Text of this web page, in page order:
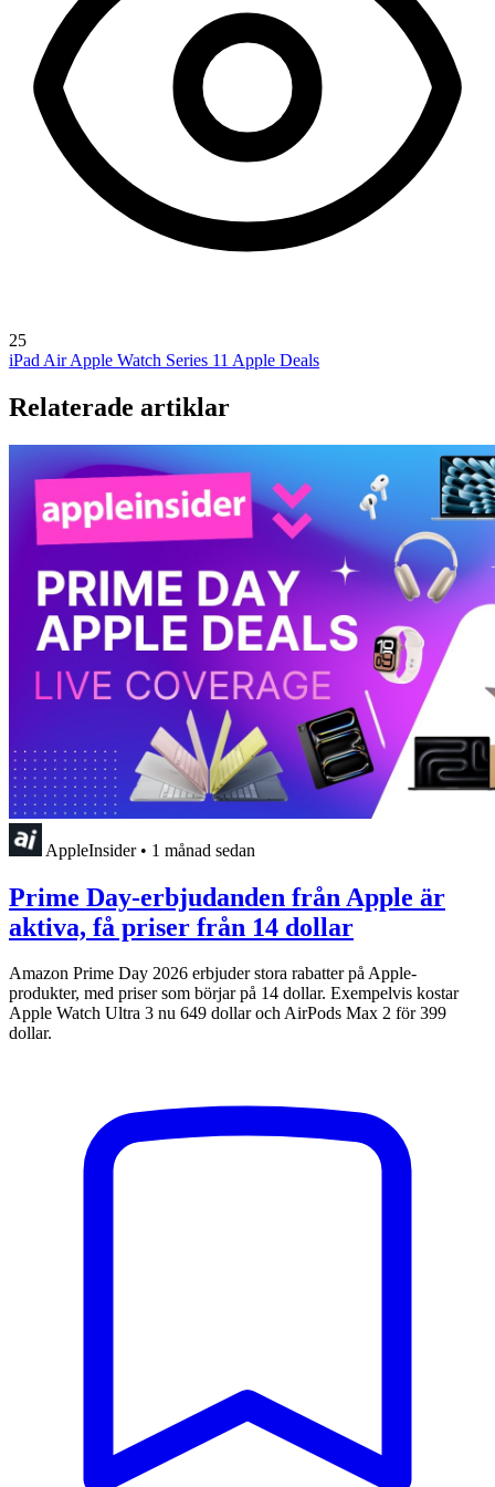
25
iPad AirApple Watch Series 11 Apple Deals
Relaterade artiklar
AppleInsider • 1 månad sedan
Prime Day-erbjudanden från Apple är
aktiva, få priser från 14 dollar
Amazon Prime Day 2026 erbjuder stora rabatter på Apple-
produkter, med priser som börjar på 14 dollar. Exempelvis kostar
Apple Watch Ultra 3 nu 649 dollar och AirPods Max 2 för 399
dollar.